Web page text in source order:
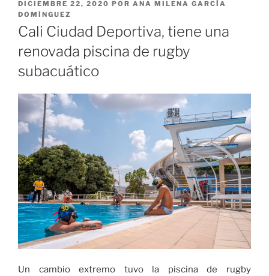
PUBLICADO
EL
DICIEMBRE 22, 2020 POR ANA MILENA GARCÍA
DOMÍNGUEZ
Cali Ciudad Deportiva, tiene una
renovada piscina de rugby
subacuático
Un cambio extremo tuvo la piscina de rugby